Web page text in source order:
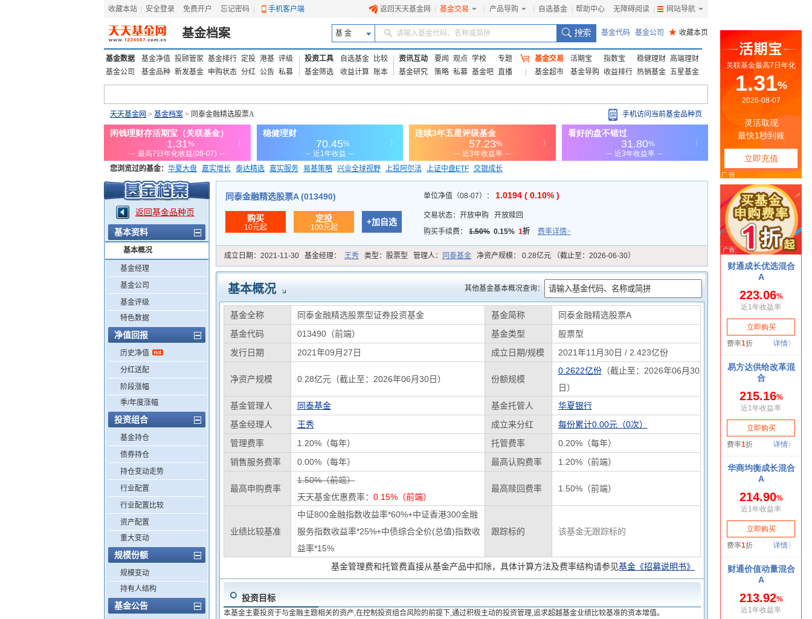
收藏本站 安全登录 免费开户 忘记密码 手机客户端 返回天天基金网 基金交易 产品导购 自选基金 帮助中心 无障碍阅读 网站导航
基金档案 基 金 请输入基金代码、名称或简拼 基金代码 基金公司 ★ 收藏本页
基金数据 基金净值 投顾管家 基金排行 定投 港基 评级
基金公司
基金品种 新发基金 申购状态 分红 公告 私募
投资工具 自选基金
比较
基金筛选
收益计算 账本
资讯互动 要闻 观点 学校
专题
基金研究
策略 私募 基金吧 直播
基金交易 活期宝 指数宝 稳健理财 高端理财
基金超市
基金导购 收益排行 热销基金 五星基金
天天基金网 > 基金档案 > 同泰金融精选股票A 手机访问当前基金品种页
您浏览过的基金： 华夏大盘 嘉实增长 泰达精选 嘉实服务 易基策略 兴业全球视野 上投阿尔法 上证中盘ETF 交银成长
添富优势 华安宏利 上证180价值ETF
返回基金品种页
基本资料
基本概况
基金经理
基金公司
基金评级
特色数据
净值回报
历史净值
分红送配
阶段涨幅
季/年度涨幅
投资组合
基金持仓
债券持仓
持仓变动走势
行业配置
行业配置比较
资产配置
重大变动
规模份额
规模变动
持有人结构
基金公告
同泰金融精选股票A (013490)
购买
10元起
定投
100元起
+加自选
单位净值（08-07）： 1.0194 ( 0.10% )
交易状态： 开放申购
开放赎回
购买手续费： 1.50% 0.15% 1折 费率详情>
成立日期： 2021-11-30 基金经理： 王秀 类型： 股票型 管理人： 同泰基金 净资产规模： 0.28亿元 （截止至：2026-06-30）
基本概况 其他基金基本概况查询：
基金全称 同泰金融精选股票型证券投资基金 基金简称
同泰金融精选股票A
基金代码
013490（前端） 基金类型
股票型
发行日期
2021年09月27日 成立日期/规模 2021年11月30日 / 2.423亿份
净资产规模 0.28亿元（截止至：2026年06月30日） 份额规模
0.2622亿份（截止至：2026年06月30
日）
基金管理人
同泰基金 基金托管人
华夏银行
基金经理人
王秀 成立来分红
每份累计0.00元（0次）
管理费率
1.20%（每年） 托管费率
0.20%（每年）
销售服务费率
0.00%（每年） 最高认购费率 1.20%（前端）
最高申购费率
1.50%（前端）
天天基金优惠费率： 0.15%（前端）
最高赎回费率 1.50%（前端）
业绩比较基准
中证800金融指数收益率*60%+中证香港300金融
服务指数收益率*25%+中债综合全价(总值)指数收
益率*15%
跟踪标的 该基金无跟踪标的
基金管理费和托管费直接从基金产品中扣除，具体计算方法及费率结构请参见基金《招募说明书》
投资目标
本基金主要投资于与金融主题相关的资产,在控制投资组合风险的前提下,通过积极主动的投资管理,追求超越基金业绩比较基准的资本增值。